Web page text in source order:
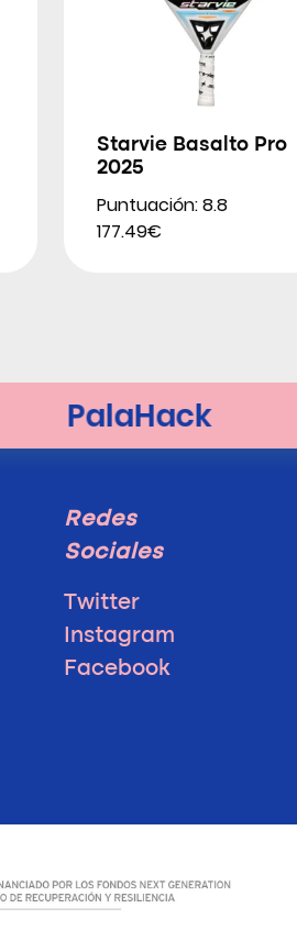
Starvie Basalto Pro
2025
Puntuación: 8.8
177.49€
Redes
Sociales
Twitter
Instagram
Facebook